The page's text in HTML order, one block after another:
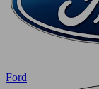
Ford